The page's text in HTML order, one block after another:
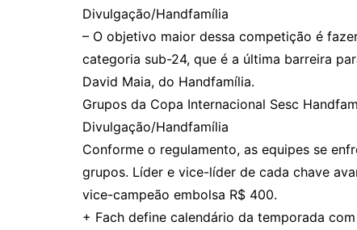
Divulgação/Handfamília
– O objetivo maior dessa competição é
categoria sub-24, que é a última barreira
David Maia, do Handfamília.
Grupos da Copa Internacional Sesc
Divulgação/Handfamília
Conforme o regulamento, as equipes se
grupos. Líder e vice-líder de cada chave
vice-campeão embolsa R$ 400.
+ Fach define calendário da temporada